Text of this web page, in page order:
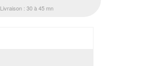
Livraison : 30 à 45 mn